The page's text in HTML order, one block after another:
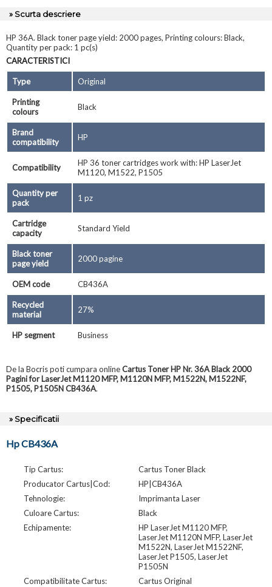
» Scurta descriere
HP 36A. Black toner page yield: 2000 pages, Printing colours: Black,
Quantity per pack: 1 pc(s)
CARACTERISTICI
Type Original
Printing
colours
Black
Brand
compatibility
HP
Compatibility
HP 36 toner cartridges work with: HP LaserJet
M1120, M1522, P1505
Quantity per
pack
1 pz
Cartridge
capacity
Standard Yield
Black toner
page yield
2000 pagine
OEM code CB436A
Recycled
material
27%
HP segment Business
De la Bocris poti cumpara onlineCartus Toner HP Nr. 36A Black 2000
Pagini for LaserJet M1120 MFP, M1120N MFP, M1522N, M1522NF,
P1505, P1505N CB436A.
» Specificatii
Hp CB436A
Tip Cartus:
Cartus Toner Black
Producator Cartus|Cod:
HP|CB436A
Tehnologie:
Imprimanta Laser
Culoare Cartus:
Black
Echipamente:
HP LaserJet M1120 MFP,
LaserJet M1120N MFP, LaserJet
M1522N, LaserJet M1522NF,
LaserJet P1505, LaserJet
P1505N
Compatibilitate Cartus:
Cartus Original